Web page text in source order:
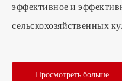
эффективное и
сельскохозяйственных
Просмотреть больше